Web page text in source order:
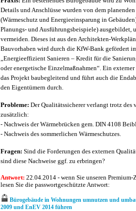
Details und Anschlüsse wurden von dem
(Wärmeschutz und Energieeinsparung in
Planungs- und Ausführungsbeispiele) ausgebildet,
vermeiden. Dieses ist aus den Architekten-
Bauvorhaben wird durch die KfW-Bank gefördert
„Energieeffizient Sanieren – Kredit für die
oder energetische Einzelmaßnahmen“. Ein
das Projekt baubegleitend und führt auch die
den Eigentümern durch.
Probleme: Der Qualitätssicherer verlangt trotz des
zusätzlich:
- Nachweis der Wärmebrücken gem. DIN 4108
- Nachweis des sommerlichen Wärmeschutzes.
Fragen: Sind die Forderungen des externen
sind diese Nachweise ggf. zu erbringen?
Antwort: 22.04.2014 - wenn Sie unseren
lesen Sie die passwortgeschützte Antwort:
Bürogebäude in Wohnungen umnutzen und
2009 und EnEV 2014 führen